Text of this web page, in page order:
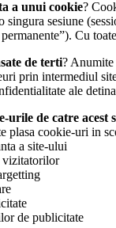
a unui cookie?
singura sesiune
Cu
de terti?
prin intermediul
ale
urile de catre acest
plasa cookie-uri in
a site-ului
vizitatorilor
de publicitate